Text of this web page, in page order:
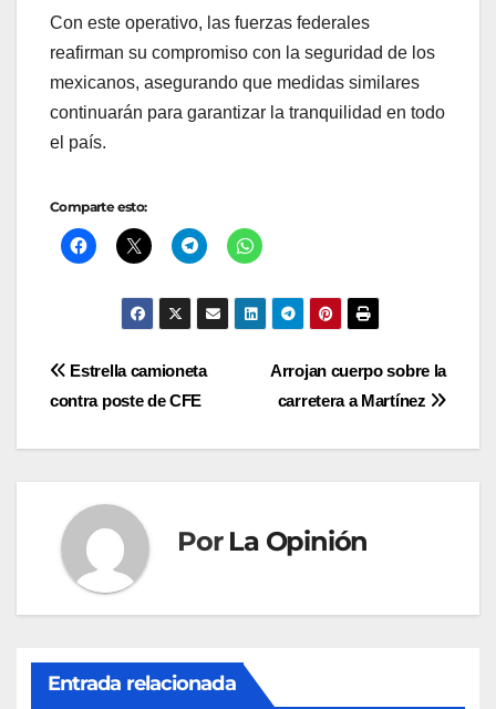
Con este operativo, las fuerzas federales
reafirman su compromiso con la seguridad de los
mexicanos, asegurando que medidas similares
continuarán para garantizar la tranquilidad en todo
el país.
Comparte esto:
Navegación
Arrojan cuerpo sobre la
carretera a Martínez
Estrella camioneta
contra poste de CFE
Por La Opinión
Entrada relacionada